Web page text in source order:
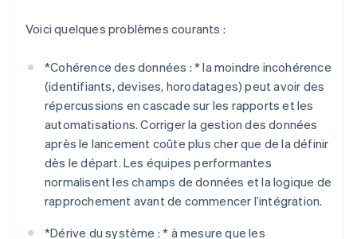
Voici quelques problèmes courants :
*Cohérence des données : *la moindre incohérence
(identifiants, devises, horodatages) peut avoir des
répercussions en cascade sur les rapports et les
automatisations. Corriger la gestion des données
après le lancement coûte plus cher que de la définir
dès le départ. Les équipes performantes
normalisent les champs de données et la logique de
rapprochement avant de commencer l’intégration.
*Dérive du système : * à mesure que les